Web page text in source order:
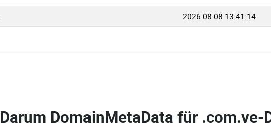
2026-08-08 13:41:14
Darum DomainMetaData für .com.ve-